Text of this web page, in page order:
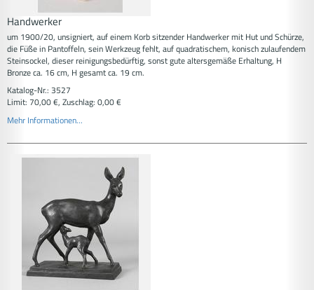
Handwerker
um 1900/20, unsigniert, auf einem Korb sitzender Handwerker mit Hut und Schürze,
die Füße in Pantoffeln, sein Werkzeug fehlt, auf quadratischem, konisch zulaufendem
Steinsockel, dieser reinigungsbedürftig, sonst gute altersgemäße Erhaltung, H
Bronze ca. 16 cm, H gesamt ca. 19 cm.
Katalog-Nr.: 3527
Limit: 70,00 €, Zuschlag: 0,00 €
Mehr Informationen...